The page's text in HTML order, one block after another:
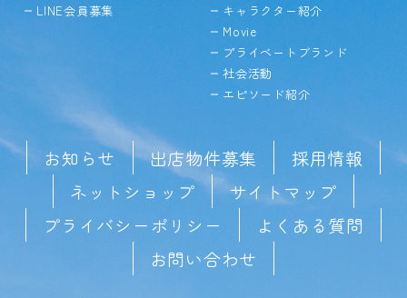
LINE会員募集
キャラクター紹介
Movie
プライベートブランド
社会活動
エピソード紹介
お知らせ 出店物件募集
採用情報
ネットショップ
サイトマップ
プライバシーポリシー
よくある質問
お問い合わせ